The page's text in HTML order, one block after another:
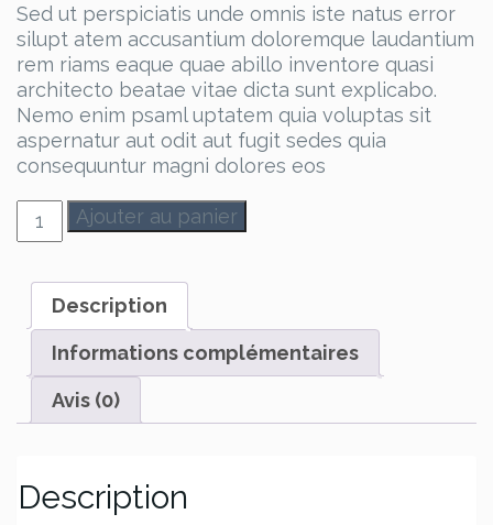
initial
était :
$82.66.
actuel
est :
$77.88.
Sed ut perspiciatis unde omnis iste natus error
silupt atem accusantium doloremque laudantium
rem riams eaque quae abillo inventore quasi
architecto beatae vitae dicta sunt explicabo.
Nemo enim psaml uptatem quia voluptas sit
aspernatur aut odit aut fugit sedes quia
consequuntur magni dolores eos
quantité
de
Leather
Bags
Ajouter au panier
Description
Informations complémentaires
Avis (0)
Description